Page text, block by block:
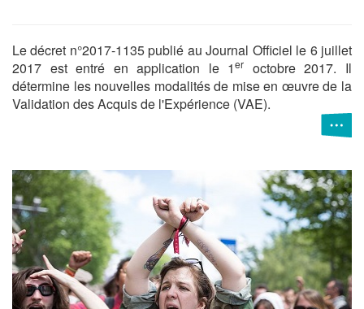
Le décret n°2017-1135 publié au Journal Officiel le 6 juillet
2017 est entré en application le 1er
octobre 2017. Il
détermine les nouvelles modalités de mise en œuvre de la
Validation des Acquis de l'Expérience (VAE).